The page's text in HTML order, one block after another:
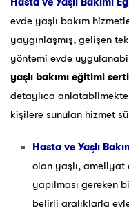
evde yaşlı bakım
yaygınlaşmış, gelişen
yöntemi evde
yaşlı bakımı eğitimi
detaylıca
kişilere sunulan hizmet
Hasta ve Yaşlı
olan yaşlı,
yapılması gereken
belirli aralıklarla